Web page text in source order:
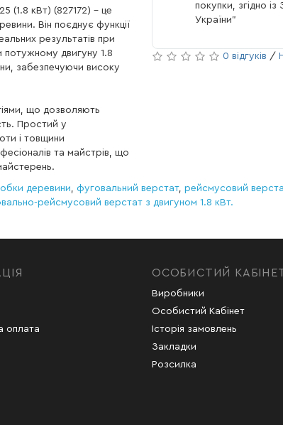
(1.8 кВт) (827172) – це
Він поєднує функції
результатів при
потужному двигуну 1.8
забезпечуючи високу
що дозволяють
Простий у
і товщини
та майстрів, що
покупки, згідно
України"
0 відгуків /
деревини фуговальний верстат, рейсмусовий
рейсмусовий верстат з двигуном 1.8 кВт.
оплата
ОСОБИСТИЙ
Виробники
Особистий Кабінет
Історія замовлень
Закладки
Розсилка